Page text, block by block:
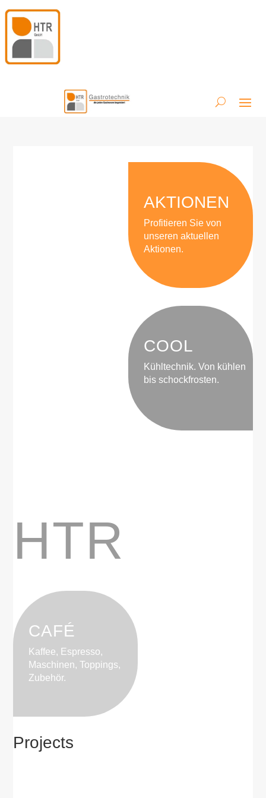
AKTIONEN
Profitieren Sie von
unseren aktuellen
Aktionen.
COOL
Kühltechnik. Von kühlen
bis schockfrosten.
HTR
CAFÉ
Kaffee, Espresso,
Maschinen, Toppings,
Zubehör.
Projects